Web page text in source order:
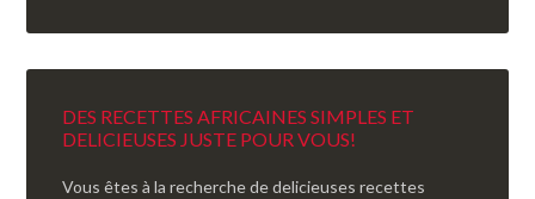
DES RECETTES AFRICAINES SIMPLES ET
DELICIEUSES JUSTE POUR VOUS!
Vous êtes à la recherche de delicieuses recettes